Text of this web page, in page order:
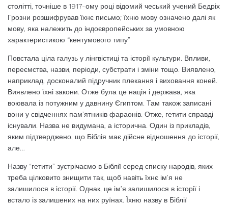
столітті, точніше в 1917-ому році відомий чеський учений Бедріх
Грозни розшифрував їхнє письмо; їхню мову означено далі як
мову, яка належить до індоєвропейських за умовною
характеристикою “кентумового типу”
Повстала ціла галузь у лінгвістиці та історії культури. Впливи,
переємства, назви, періоди, субстрати і зміни тощо. Виявлено,
наприклад, досконалий підручник плекання і виховання коней.
Виявлено їхні закони. Отже була це нація і держава, яка
воювала із потужним у давнину Єгиптом. Там також записані
вони у свідченнях пам’ятників фараонів. Отже, гетити справді
існували. Назва не видумана, а історична. Один із прикладів,
яким підтверджено, що Біблія має дійсне відношення до історії,
але…
Назву “гетити” зустрічаємо в Біблії серед списку народів, яких
треба цілковито знищити так, щоб навіть їхнє ім’я не
залишилося в історії. Однак, це ім’я залишилося в історії і
встало із залишених на них руїнах. Їхню назву в Біблії